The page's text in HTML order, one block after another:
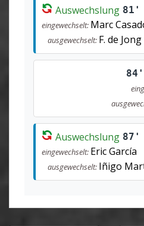
Auswechslung 81'
eingewechselt: Marc
ausgewechselt: F. de Jong
84'
Auswechslung 87'
eingewechselt: Eric García
ausgewechselt: Iñigo